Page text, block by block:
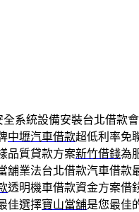
全系統設備安裝台北借款
中壢汽車借款超低利率免
品質貸款方案新竹借錢為
舖業法台北借款汽車借款
透明機車借款資金方案借
佳選擇寶山當舖是您最佳